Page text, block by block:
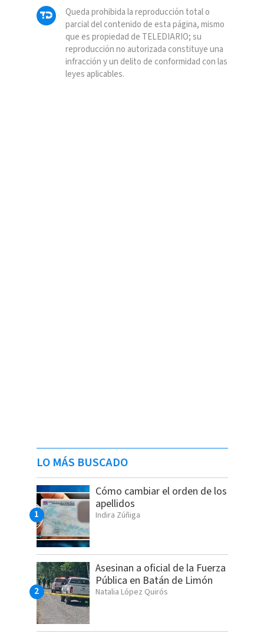
Queda prohibida la reproducción total o
parcial del contenido de esta página, mismo
que es propiedad de TELEDIARIO; su
reproducción no autorizada constituye una
infracción y un delito de conformidad con las
leyes aplicables.
LO MÁS BUSCADO
Cómo cambiar el orden de los
apellidos
Indira Zúñiga
Asesinan a oficial de la Fuerza
Pública en Batán de Limón
Natalia López Quirós